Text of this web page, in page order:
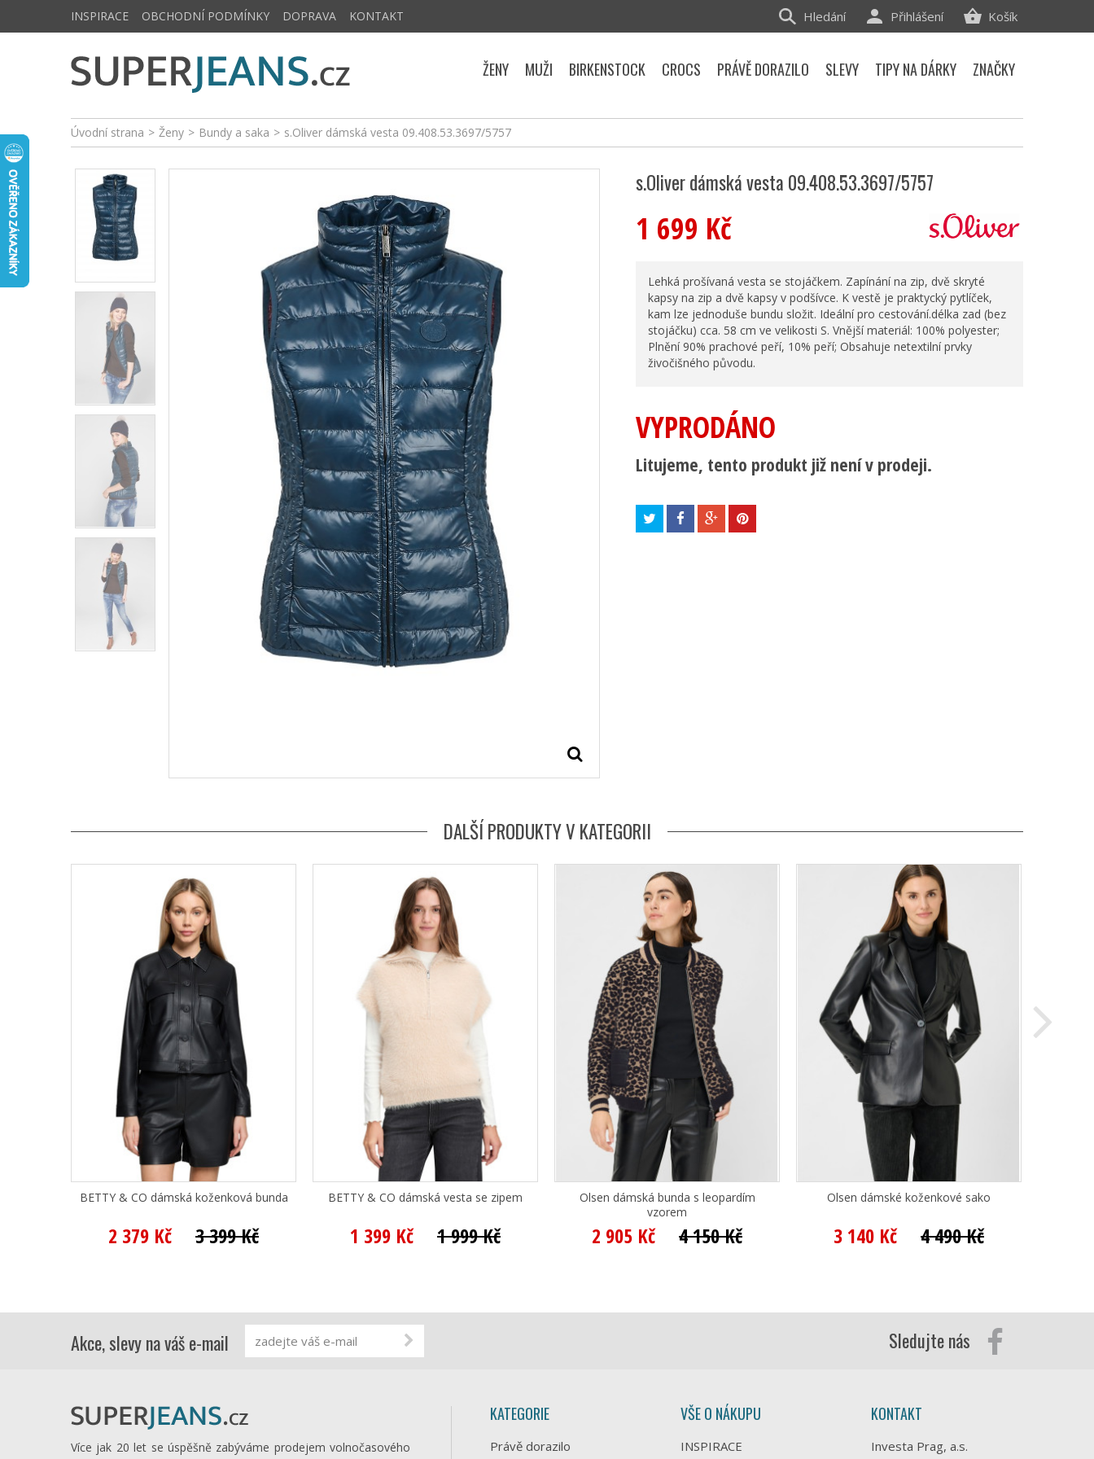
Úvodní strana > Ženy > Bundy a saka > s.Oliver dámská vesta 09.408.53.3697/5757
s.Oliver dámská vesta 09.408.53.3697/5757
1 699 Kč
Lehká prošívaná vesta se stojáčkem. Zapínání na zip, dvě skryté
kapsy na zip a dvě kapsy v podšívce. K vestě je praktycký pytlíček,
kam lze jednoduše bundu složit. Ideální pro cestování.délka zad (bez
stojáčku) cca. 58 cm ve velikosti S. Vnější materiál: 100% polyester;
Plnění 90% prachové peří, 10% peří; Obsahuje netextilní prvky
živočišného původu.
VYPRODÁNO
Litujeme, tento produkt již není v prodeji.
DALŠÍ PRODUKTY V KATEGORII
BETTY & CO dámská koženková bunda
2 379 Kč 3 399 Kč
BETTY & CO dámská vesta se zipem
1 399 Kč 1 999 Kč
Olsen dámská bunda s leopardím
vzorem
2 905 Kč 4 150 Kč
Olsen dámské koženkové sako
3 140 Kč 4 490 Kč
INSPIRACE OBCHODNÍ PODMÍNKY DOPRAVA KONTAKT Košík
Přihlášení
Hledání
ŽENY MUŽI BIRKENSTOCK CROCS PRÁVĚ DORAZILO SLEVY TIPY NA DÁRKY ZNAČKY
Akce, slevy na váš e-mail Sledujte nás
Více jak 20 let se úspěšně zabýváme prodejem volnočasového
KATEGORIE
Právě dorazilo
VŠE O NÁKUPU
INSPIRACE
KONTAKT
Investa Prag, a.s.